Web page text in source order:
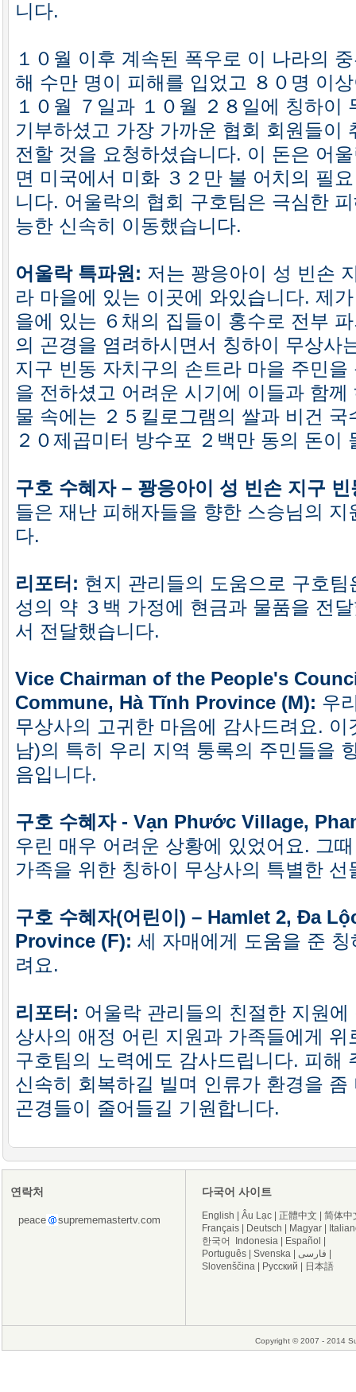
니다.
１０월 이후 계속된 폭우로 이 나라의
해 수만 명이 피해를 입었고 ８０명 이
１０월 ７일과 １０월 ２８일에 칭하
기부하셨고 가장 가까운 협회 회원들이
전할 것을 요청하셨습니다. 이 돈은 어
면 미국에서 미화 ３２만 불 어치의 필
니다. 어울락의 협회 구호팀은 극심한
능한 신속히 이동했습니다.
어울락 특파원: 저는 꽝응아이 성 빈손
라 마을에 있는 이곳에 와있습니다. 제
을에 있는 ６채의 집들이 홍수로 전부
의 곤경을 염려하시면서 칭하이 무상사
지구 빈동 자치구의 손트라 마을 주민
을 전하셨고 어려운 시기에 이들과 함
물 속에는 ２５킬로그램의 쌀과 비건
２０제곱미터 방수포 ２백만 동의 돈이
구호 수혜자 – 꽝응아이 성 빈손 지구
들은 재난 피해자들을 향한 스승님의
다.
리포터: 현지 관리들의 도움으로 구호
성의 약 ３백 가정에 현금과 물품을 전
서 전달했습니다.
Vice Chairman of the People's
Commune, Hà Tĩnh Province (M): 우
무상사의 고귀한 마음에 감사드려요.
남)의 특히 우리 지역 퉁록의 주민들을
음입니다.
구호 수혜자 - Vạn Phước Village,
우린 매우 어려운 상황에 있었어요. 그
가족을 위한 칭하이 무상사의 특별한 선
구호 수혜자(어린이) – Hamlet 2, Đa
Province (F): 세 자매에게 도움을 준
려요.
리포터: 어울락 관리들의 친절한 지원
상사의 애정 어린 지원과 가족들에게
구호팀의 노력에도 감사드립니다. 피해
신속히 회복하길 빌며 인류가 환경을
곤경들이 줄어들길 기원합니다.
연락처
peace suprememastertv.com
다국어 사이트
English | Âu Lạc | 正體中文 | 简体中
Français | Deutsch | Magyar |
한국어
Indonesia | Español |
Português | Svenska | فارسی |
Slovenščina | Русский | 日本語
Copyright © 2007 - 2014